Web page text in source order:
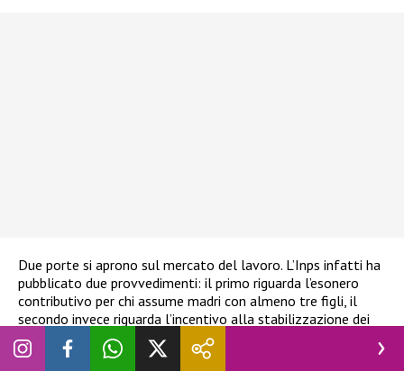
Due porte si aprono sul mercato del lavoro. L’Inps infatti ha
pubblicato due provvedimenti: il primo riguarda l’esonero
contributivo per chi assume madri con almeno tre figli, il
secondo invece riguarda l’incentivo alla stabilizzazione dei
contratti per gli under 35. I due provvedimenti mirano a
rafforzare la stabilità e l’inclusione nel mercato del lavoro.